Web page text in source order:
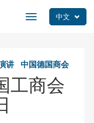
中文
Toggle
navigation
讲 中国德国商会
工商会